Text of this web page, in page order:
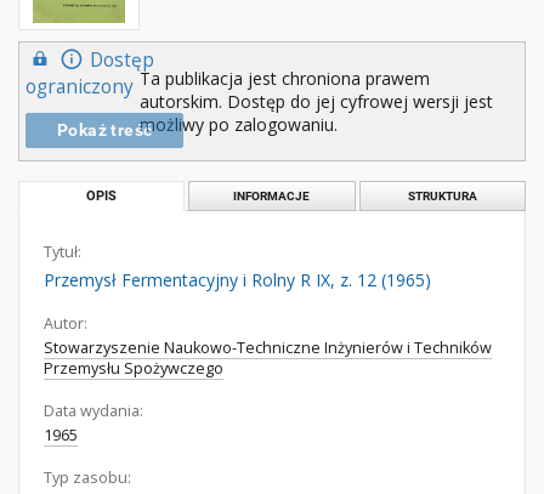
Dostęp
ograniczony
Pokaż treść
Ta publikacja jest chroniona prawem
autorskim. Dostęp do jej cyfrowej wersji jest
możliwy po zalogowaniu.
OPIS INFORMACJE STRUKTURA
Tytuł:
Przemysł Fermentacyjny i Rolny R IX, z. 12 (1965)
Autor:
Stowarzyszenie Naukowo-Techniczne Inżynierów i Techników
Przemysłu Spożywczego
Data wydania:
1965
Typ zasobu: